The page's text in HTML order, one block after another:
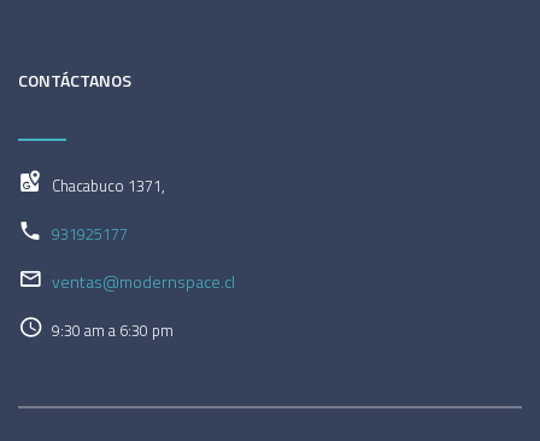
CONTÁCTANOS
Chacabuco 1371,
931925177
ventas@modernspace.cl
9:30 am a 6:30 pm